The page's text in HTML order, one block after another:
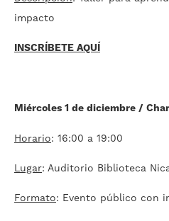
impacto
INSCRÍBETE AQUÍ
Miércoles 1 de diciembre /
Horario: 16:00 a 19:00
Lugar: Auditorio Biblioteca
Formato: Evento público con